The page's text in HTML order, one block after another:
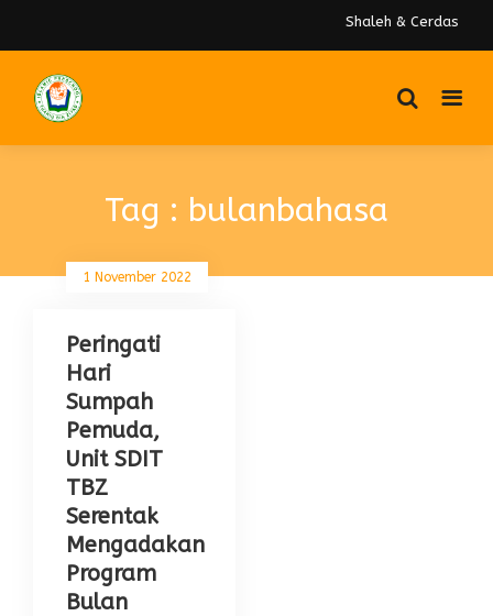
Shaleh & Cerdas
Tag : bulanbahasa
1 November 2022
Peringati
Hari
Sumpah
Pemuda,
Unit SDIT
TBZ
Serentak
Mengadakan
Program
Bulan